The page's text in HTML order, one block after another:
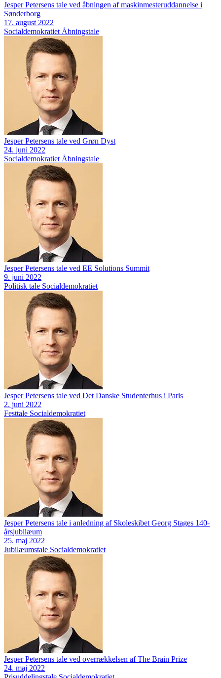
Jesper Petersens tale ved åbningen af maskinmesteruddannelse i
Sønderborg
17. august 2022
Socialdemokratiet Åbningstale
Jesper Petersens tale ved Grøn Dyst
24. juni 2022
Socialdemokratiet Åbningstale
Jesper Petersens tale ved EE Solutions Summit
9. juni 2022
Politisk tale Socialdemokratiet
Jesper Petersens tale ved Det Danske Studenterhus i Paris
2. juni 2022
Festtale Socialdemokratiet
Jesper Petersens tale i anledning af Skoleskibet Georg Stages 140-
årsjubilæum
25. maj 2022
Jubilæumstale Socialdemokratiet
Jesper Petersens tale ved overrækkelsen af The Brain Prize
24. maj 2022